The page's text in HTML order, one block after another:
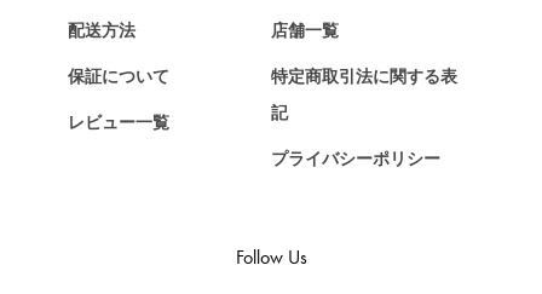
ショパール
ZENITH
配送方法
保証について
レビュー一覧
店舗一覧
特定商取引法に関する表
記
プライバシーポリシー
Follow Us